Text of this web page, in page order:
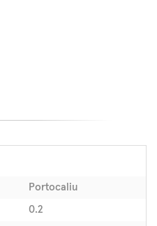
Portocaliu
0.2